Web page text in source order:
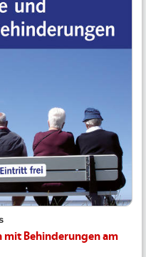
Behinderungen am